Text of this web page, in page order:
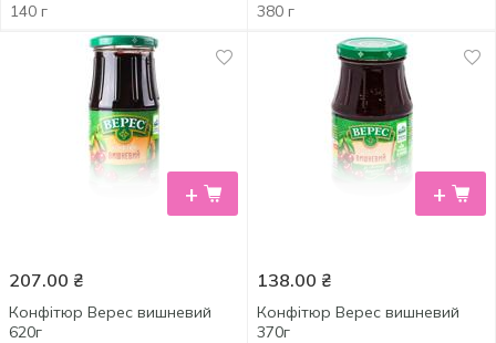
140 г 380 г
+
207.00 ₴
Конфітюр Верес вишневий
620г
+
138.00 ₴
Конфітюр Верес вишневий
370г